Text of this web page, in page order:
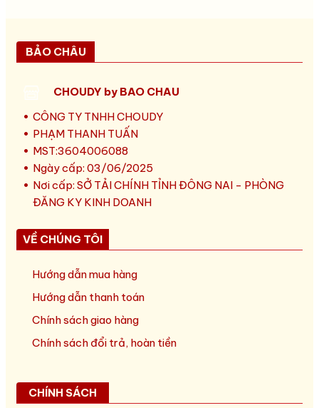
Hướng dẫn mua hàng
Hướng dẫn thanh toán
Chính sách giao hàng
Chính sách đổi trả, hoàn tiền
BẢO CHÂU
CHOUDY by BAO CHAU
CÔNG TY TNHH CHOUDY
PHẠM THANH TUẤN
MST:3604006088
Ngày cấp: 03/06/2025
Nơi cấp: SỞ TẢI CHÍNH TỈNH ĐÔNG NAI - PHÒNG
ĐĂNG KY KINH DOANH
VỀ CHÚNG TÔI
CHÍNH SÁCH